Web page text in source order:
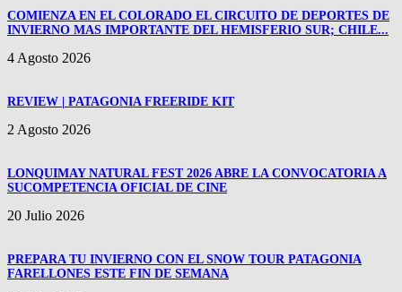
COMIENZA EN EL COLORADO EL CIRCUITO DE DEPORTES DE
INVIERNO MAS IMPORTANTE DEL HEMISFERIO SUR; CHILE...
4 Agosto 2026
REVIEW | PATAGONIA FREERIDE KIT
2 Agosto 2026
LONQUIMAY NATURAL FEST 2026 ABRE LA CONVOCATORIA A
SUCOMPETENCIA OFICIAL DE CINE
20 Julio 2026
PREPARA TU INVIERNO CON EL SNOW TOUR PATAGONIA
FARELLONES ESTE FIN DE SEMANA